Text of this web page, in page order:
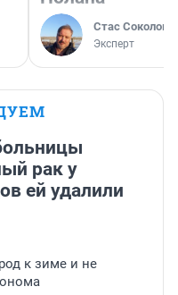
Стас Соколов
Эксперт
рак у
ей удалили
к зиме и не